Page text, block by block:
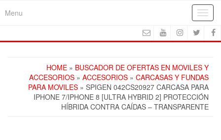
Menu
HOME » BUSCADOR DE OFERTAS EN MOVILES Y
ACCESORIOS » ACCESORIOS » CARCASAS Y FUNDAS
PARA MOVILES » SPIGEN 042CS20927 CARCASA PARA
IPHONE 7/IPHONE 8 [ULTRA HYBRID 2] PROTECCIÓN
HÍBRIDA CONTRA CAÍDAS – TRANSPARENTE